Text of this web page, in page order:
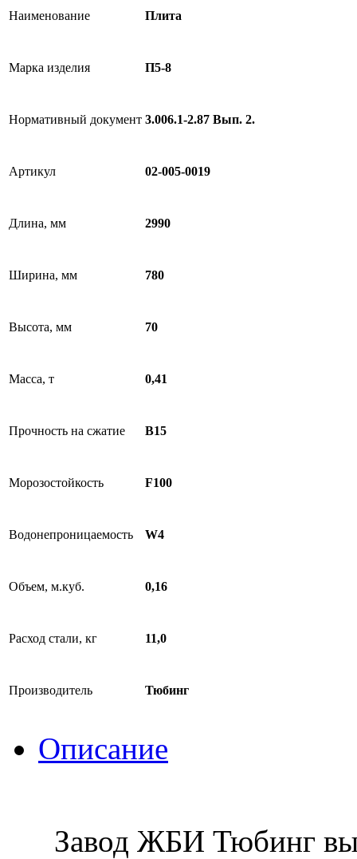
Наименование Плита
Марка изделия П5-8
Нормативный документ 3.006.1-2.87 Вып. 2.
Артикул 02-005-0019
Длина, мм 2990
Ширина, мм 780
Высота, мм 70
Масса, т 0,41
Прочность на сжатие B15
Морозостойкость F100
Водонепроницаемость W4
Объем, м.куб. 0,16
Расход стали, кг 11,0
Производитель Тюбинг
Описание
Завод ЖБИ Тюбинг